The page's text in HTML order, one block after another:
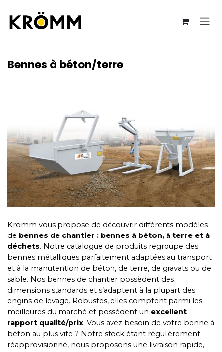
Bennes à béton/terre
Krömm vous propose de découvrir différents modèles
de bennes de chantier : bennes à béton, à terre et à
déchets. Notre catalogue de produits regroupe des
bennes métalliques parfaitement adaptées au transport
et à la manutention de béton, de terre, de gravats ou de
sable. Nos bennes de chantier possèdent des
dimensions standards et s’adaptent à la plupart des
engins de levage. Robustes, elles comptent parmi les
meilleures du marché et possèdent un excellent
rapport qualité/prix. Vous avez besoin de votre benne à
béton au plus vite ? Notre stock étant régulièrement
réapprovisionné, nous proposons une livraison rapide,